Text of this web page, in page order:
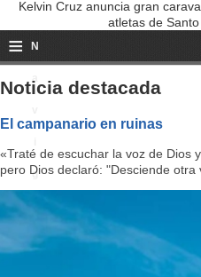
Kelvin Cruz anuncia gran
atletas de
≡ N
a
g
a
ti
Noticia destacada
El campanario en ruinas
«Traté de escuchar la voz de Dios
pero Dios declaró: "Desciende otra